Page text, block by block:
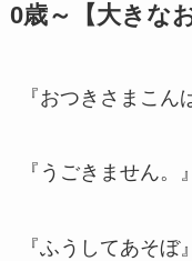
0歳～【大きな
『おつきさまこん
『うごきません。
『ふうしてあそぼ